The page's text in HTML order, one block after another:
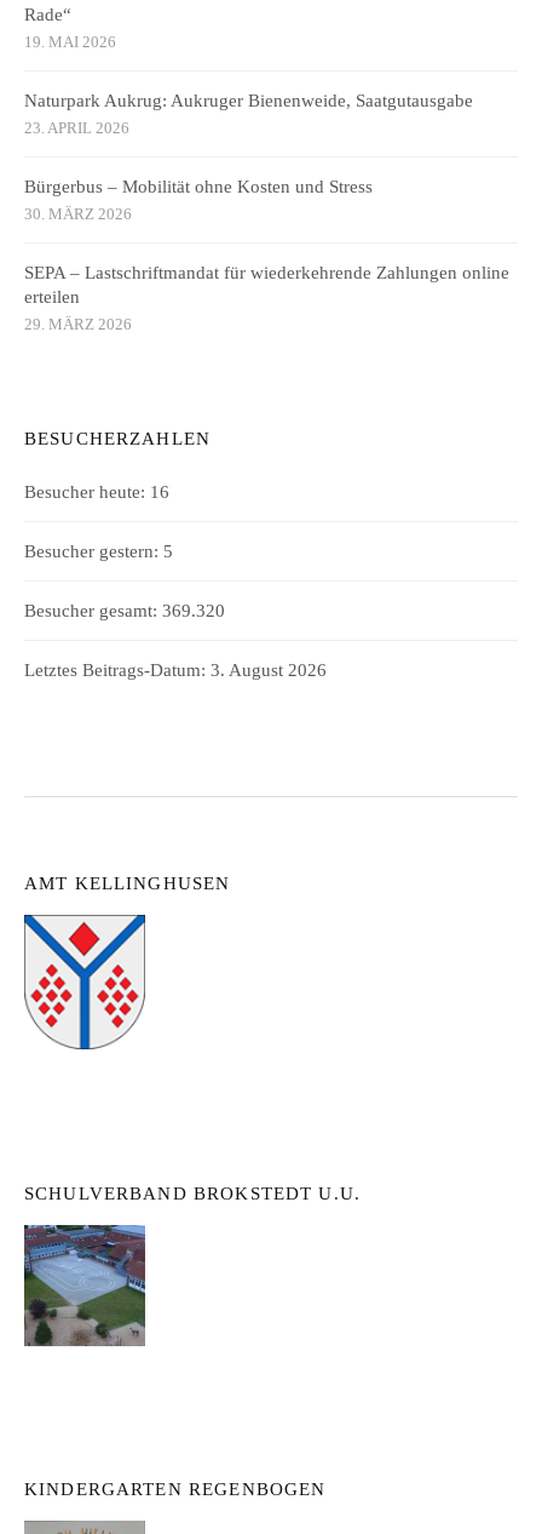
Rade“
19. MAI 2026
Naturpark Aukrug: Aukruger Bienenweide, Saatgutausgabe
23. APRIL 2026
Bürgerbus – Mobilität ohne Kosten und Stress
30. MÄRZ 2026
SEPA – Lastschriftmandat für wiederkehrende Zahlungen online
erteilen
29. MÄRZ 2026
BESUCHERZAHLEN
Besucher heute: 16
Besucher gestern: 5
Besucher gesamt: 369.320
Letztes Beitrags-Datum: 3. August 2026
AMT KELLINGHUSEN
SCHULVERBAND BROKSTEDT U.U.
KINDERGARTEN REGENBOGEN